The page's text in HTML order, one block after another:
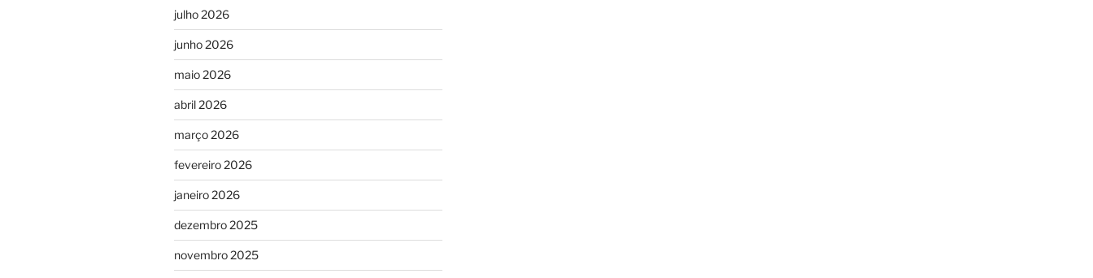
julho 2026
junho 2026
maio 2026
abril 2026
março 2026
fevereiro 2026
janeiro 2026
dezembro 2025
novembro 2025